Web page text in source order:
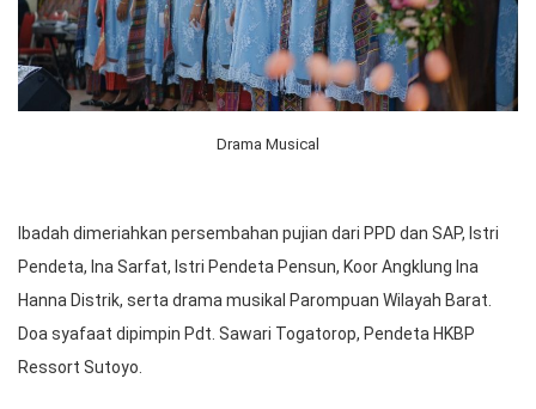
Drama Musical
Ibadah dimeriahkan persembahan pujian dari PPD dan SAP, Istri
Pendeta, Ina Sarfat, Istri Pendeta Pensun, Koor Angklung Ina
Hanna Distrik, serta drama musikal Parompuan Wilayah Barat.
Doa syafaat dipimpin Pdt. Sawari Togatorop, Pendeta HKBP
Ressort Sutoyo.